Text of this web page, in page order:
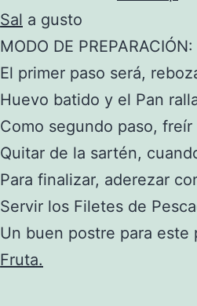
Sal a gusto
MODO DE PREPARACIÓN:
El primer paso será,
Huevo batido y el Pan
Como segundo paso,
Quitar de la sartén,
Para finalizar, aderezar
Servir los Filetes de
Un buen postre para este
Fruta.